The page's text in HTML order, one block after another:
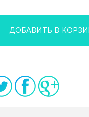
ДОБАВИТЬ В